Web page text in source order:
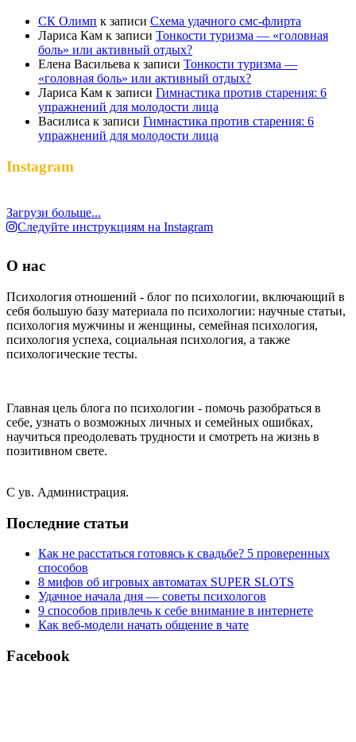
СК Олимп к записи Схема удачного смс-флирта
Лариса Кам к записи Тонкости туризма — «головная
боль» или активный отдых?
Елена Васильева к записи Тонкости туризма —
«головная боль» или активный отдых?
Лариса Кам к записи Гимнастика против старения: 6
упражнений для молодости лица
Василиса к записи Гимнастика против старения: 6
упражнений для молодости лица
Instagram
Загрузи больше...
Следуйте инструкциям на Instagram
О нас
Психология отношений - блог по психологии, включающий в
себя большую базу материала по психологии: научные статьи,
психология мужчины и женщины, семейная психология,
психология успеха, социальная психология, а также
психологические тесты.
Главная цель блога по психологии - помочь разобраться в
себе, узнать о возможных личных и семейных ошибках,
научиться преодолевать трудности и смотреть на жизнь в
позитивном свете.
С ув. Администрация.
Последние статьи
Как не расстаться готовясь к свадьбе? 5 проверенных
способов
8 мифов об игровых автоматах SUPER SLOTS
Удачное начала дня — советы психологов
9 способов привлечь к себе внимание в интернете
Как веб-модели начать общение в чате
Facebook